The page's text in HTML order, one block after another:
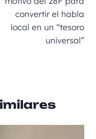
convertir el habla
local en un “tesoro
universal”